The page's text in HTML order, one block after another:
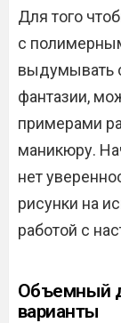
Для того
с
выдумывать
фантазии,
примерами
маникюру.
нет
рисунки на
работой с
Объемный
варианты